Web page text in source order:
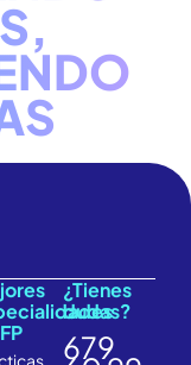
¿Tienes
dudas?
679